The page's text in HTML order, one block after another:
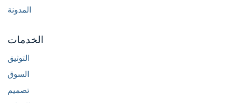
المدونة
الخدمات
التوثيق
السوق
تصميم